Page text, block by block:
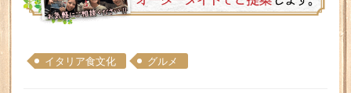
イタリア食文化 グルメ